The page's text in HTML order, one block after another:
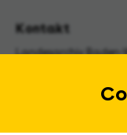
Kontakt
Landesarchiv Baden-